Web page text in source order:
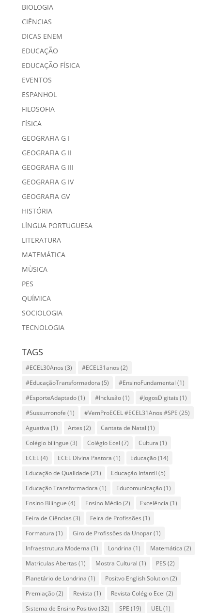
BIOLOGIA
CIÊNCIAS
DICAS ENEM
EDUCAÇÃO
EDUCAÇÃO FÍSICA
EVENTOS
ESPANHOL
FILOSOFIA
FÍSICA
GEOGRAFIA G I
GEOGRAFIA G II
GEOGRAFIA G III
GEOGRAFIA G IV
GEOGRAFIA GV
HISTÓRIA
LÍNGUA PORTUGUESA
LITERATURA
MATEMÁTICA
MÙSICA
PES
QUÍMICA
SOCIOLOGIA
TECNOLOGIA
TAGS
#ECEL30Anos (3) #ECEL31anos (2)
#EducaçãoTransformadora (5) #EnsinoFundamental (1)
#EsporteAdaptado(1) #Inclusão(1) #JogosDigitais (1)
#Sussurronofe (1) #VemProECEL #ECEL31Anos #SPE (25)
Aguativa (1) Artes (2) Cantata de Natal (1)
Colégio bilíngue (3) Colégio Ecel (7) Cultura (1)
ECEL(4) ECEL Divina Pastora (1) Educação(14)
Educação de Qualidade (21) Educação Infantil (5)
Educação Transformadora (1) Educomunicação(1)
Ensino Bilíngue (4) Ensino Médio(2) Excelência (1)
Feira de Ciências (3) Feira de Profissões (1)
Formatura (1) Giro de Profissões da Unopar(1)
Infraestrutura Moderna (1) Londrina (1) Matemática (2)
Matriculas Abertas (1) Mostra Cultural (1) PES (2)
Planetário de Londrina (1) Positvo English Solution(2)
Premiação(2) Revista (1) Revista Colégio Ecel (2)
Sistema de Ensino Positivo(32) SPE (19) UEL(1)